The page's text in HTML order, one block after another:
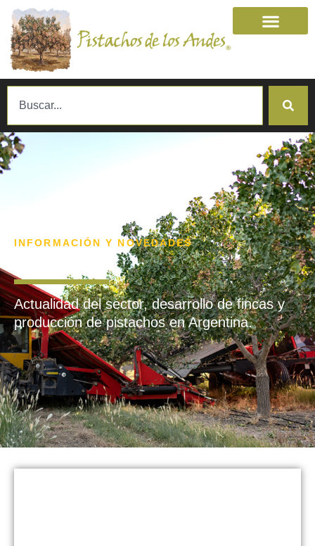
INFORMACIÓN Y NOVEDADES
Actualidad del sector, desarrollo de fincas y
producción de pistachos en Argentina.